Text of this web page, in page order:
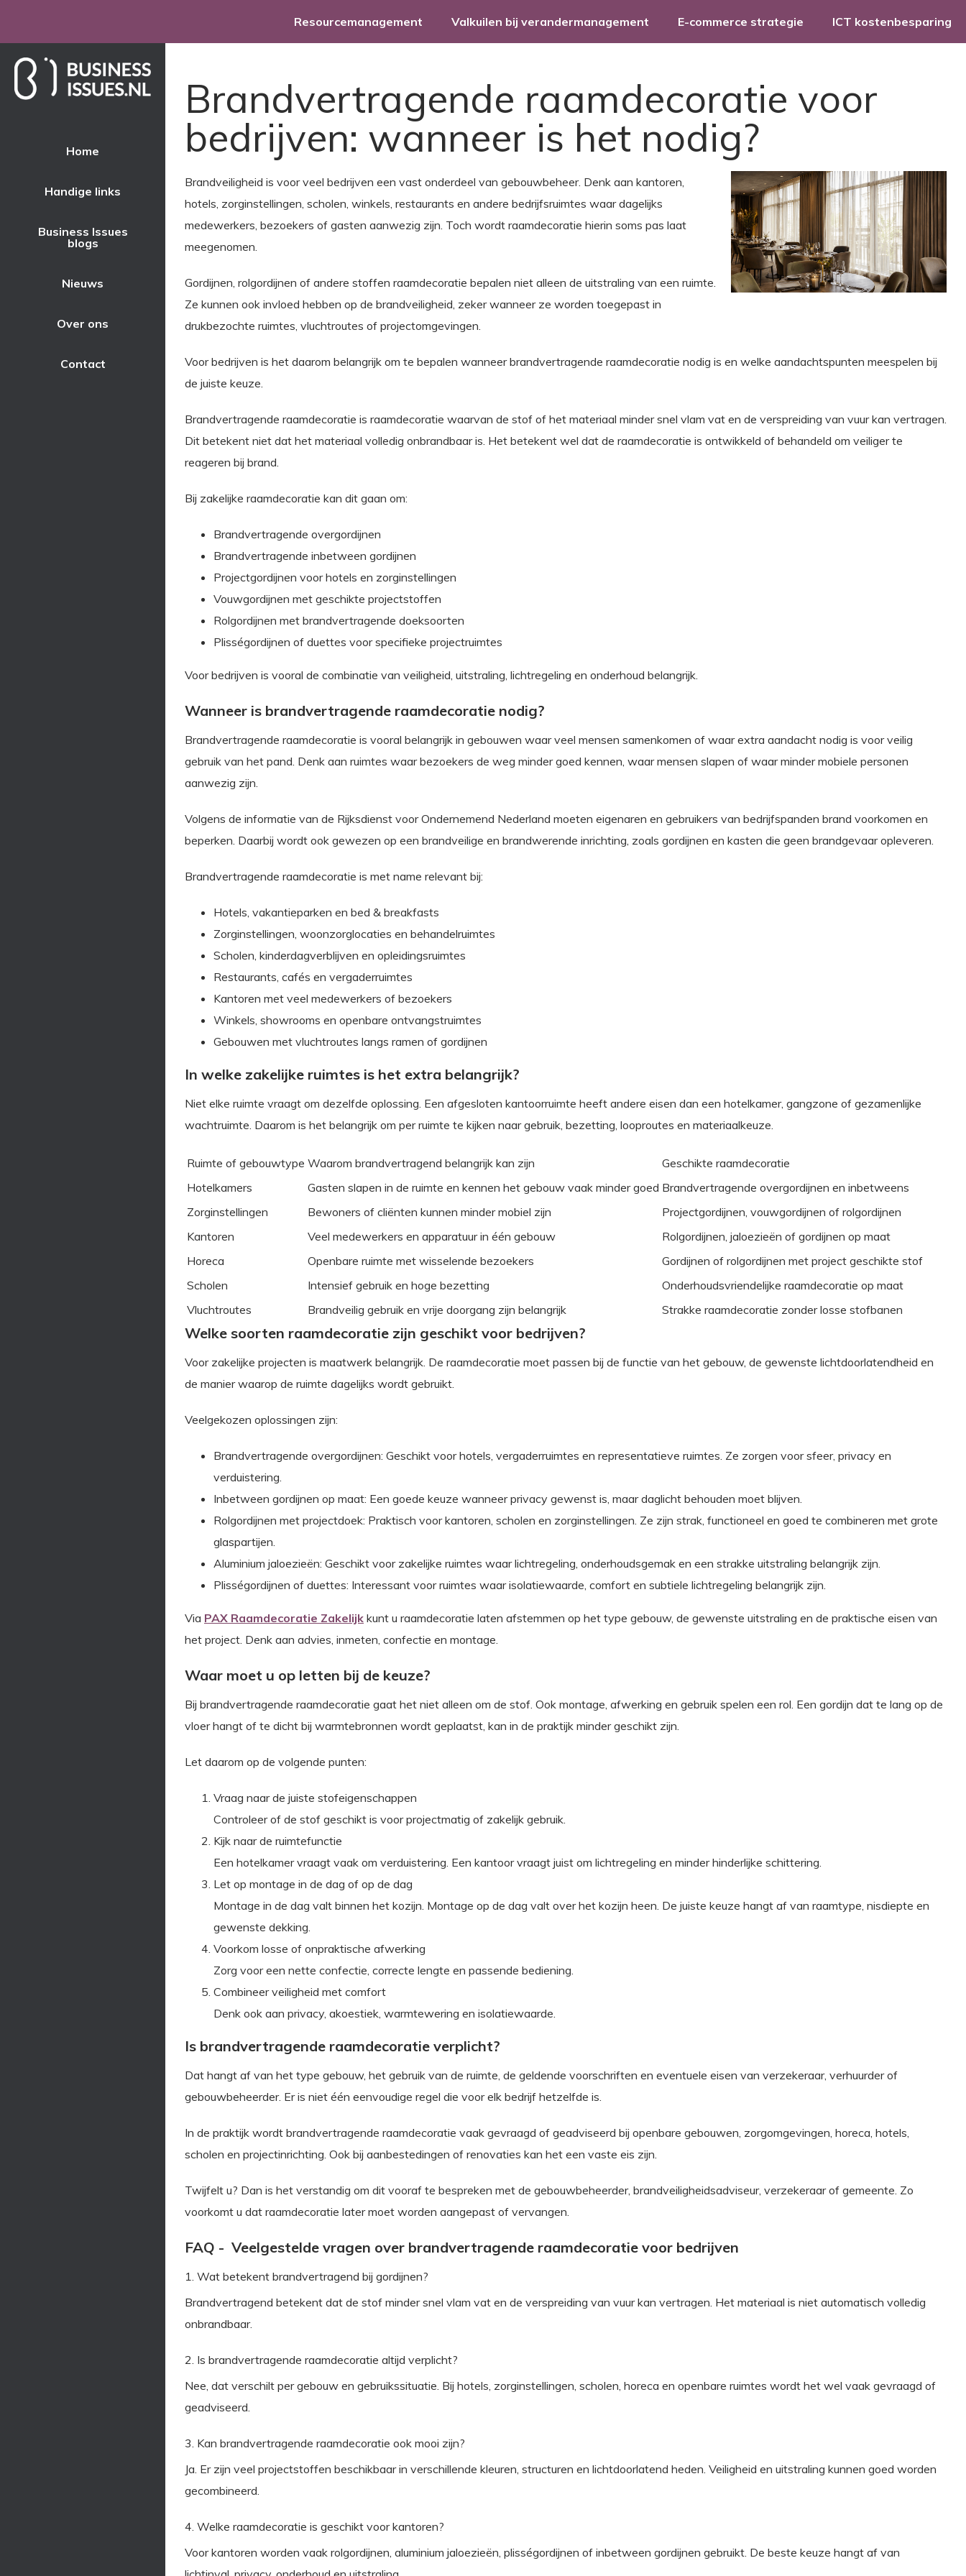
Resourcemanagement Valkuilen bij verandermanagement E-commerce strategie ICT kostenbesparing
Home
Handige links
Business Issues
blogs
Nieuws
Over ons
Contact
Brandvertragende raamdecoratie voor
bedrijven: wanneer is het nodig?
Brandveiligheid is voor veel bedrijven een vast onderdeel van gebouwbeheer. Denk aan kantoren,
hotels, zorginstellingen, scholen, winkels, restaurants en andere bedrijfsruimtes waar dagelijks
medewerkers, bezoekers of gasten aanwezig zijn. Toch wordt raamdecoratie hierin soms pas laat
meegenomen.
Gordijnen, rolgordijnen of andere stoffen raamdecoratie bepalen niet alleen de uitstraling van een ruimte.
Ze kunnen ook invloed hebben op de brandveiligheid, zeker wanneer ze worden toegepast in
drukbezochte ruimtes, vluchtroutes of projectomgevingen.
Voor bedrijven is het daarom belangrijk om te bepalen wanneer brandvertragende raamdecoratie nodig is en welke aandachtspunten meespelen bij
de juiste keuze.
Brandvertragende raamdecoratie is raamdecoratie waarvan de stof of het materiaal minder snel vlam vat en de verspreiding van vuur kan vertragen.
Dit betekent niet dat het materiaal volledig onbrandbaar is. Het betekent wel dat de raamdecoratie is ontwikkeld of behandeld om veiliger te
reageren bij brand.
Bij zakelijke raamdecoratie kan dit gaan om:
Brandvertragende overgordijnen
Brandvertragende inbetween gordijnen
Projectgordijnen voor hotels en zorginstellingen
Vouwgordijnen met geschikte projectstoffen
Rolgordijnen met brandvertragende doeksoorten
Plisségordijnen of duettes voor specifieke projectruimtes
Voor bedrijven is vooral de combinatie van veiligheid, uitstraling, lichtregeling en onderhoud belangrijk.
Wanneer is brandvertragende raamdecoratie nodig?
Brandvertragende raamdecoratie is vooral belangrijk in gebouwen waar veel mensen samenkomen of waar extra aandacht nodig is voor veilig
gebruik van het pand. Denk aan ruimtes waar bezoekers de weg minder goed kennen, waar mensen slapen of waar minder mobiele personen
aanwezig zijn.
Volgens de informatie van de Rijksdienst voor Ondernemend Nederland moeten eigenaren en gebruikers van bedrijfspanden brand voorkomen en
beperken. Daarbij wordt ook gewezen op een brandveilige en brandwerende inrichting, zoals gordijnen en kasten die geen brandgevaar opleveren.
Brandvertragende raamdecoratie is met name relevant bij:
Hotels, vakantieparken en bed & breakfasts
Zorginstellingen, woonzorglocaties en behandelruimtes
Scholen, kinderdagverblijven en opleidingsruimtes
Restaurants, cafés en vergaderruimtes
Kantoren met veel medewerkers of bezoekers
Winkels, showrooms en openbare ontvangstruimtes
Gebouwen met vluchtroutes langs ramen of gordijnen
In welke zakelijke ruimtes is het extra belangrijk?
Niet elke ruimte vraagt om dezelfde oplossing. Een afgesloten kantoorruimte heeft andere eisen dan een hotelkamer, gangzone of gezamenlijke
wachtruimte. Daarom is het belangrijk om per ruimte te kijken naar gebruik, bezetting, looproutes en materiaalkeuze.
Ruimte of gebouwtype Waarom brandvertragend belangrijk kan zijn
Geschikte raamdecoratie
Hotelkamers
Gasten slapen in de ruimte en kennen het gebouw vaak minder goed Brandvertragende overgordijnen en inbetweens
Zorginstellingen
Bewoners of cliënten kunnen minder mobiel zijn
Projectgordijnen, vouwgordijnen of rolgordijnen
Kantoren
Veel medewerkers en apparatuur in één gebouw
Rolgordijnen, jaloezieën of gordijnen op maat
Horeca
Openbare ruimte met wisselende bezoekers
Gordijnen of rolgordijnen met project geschikte stof
Scholen
Intensief gebruik en hoge bezetting
Onderhoudsvriendelijke raamdecoratie op maat
Vluchtroutes
Brandveilig gebruik en vrije doorgang zijn belangrijk Strakke raamdecoratie zonder losse stofbanen
Welke soorten raamdecoratie zijn geschikt voor bedrijven?
Voor zakelijke projecten is maatwerk belangrijk. De raamdecoratie moet passen bij de functie van het gebouw, de gewenste lichtdoorlatendheid en
de manier waarop de ruimte dagelijks wordt gebruikt.
Veelgekozen oplossingen zijn:
Brandvertragende overgordijnen: Geschikt voor hotels, vergaderruimtes en representatieve ruimtes. Ze zorgen voor sfeer, privacy en
verduistering.
Inbetween gordijnen op maat: Een goede keuze wanneer privacy gewenst is, maar daglicht behouden moet blijven.
Rolgordijnen met projectdoek: Praktisch voor kantoren, scholen en zorginstellingen. Ze zijn strak, functioneel en goed te combineren met grote
glaspartijen.
Aluminium jaloezieën: Geschikt voor zakelijke ruimtes waar lichtregeling, onderhoudsgemak en een strakke uitstraling belangrijk zijn.
Plisségordijnen of duettes: Interessant voor ruimtes waar isolatiewaarde, comfort en subtiele lichtregeling belangrijk zijn.
Via PAX Raamdecoratie Zakelijk kunt u raamdecoratie laten afstemmen op het type gebouw, de gewenste uitstraling en de praktische eisen van
het project. Denk aan advies, inmeten, confectie en montage.
Waar moet u op letten bij de keuze?
Bij brandvertragende raamdecoratie gaat het niet alleen om de stof. Ook montage, afwerking en gebruik spelen een rol. Een gordijn dat te lang op de
vloer hangt of te dicht bij warmtebronnen wordt geplaatst, kan in de praktijk minder geschikt zijn.
Let daarom op de volgende punten:
Vraag naar de juiste stofeigenschappen
Controleer of de stof geschikt is voor projectmatig of zakelijk gebruik.
Kijk naar de ruimtefunctie
Een hotelkamer vraagt vaak om verduistering. Een kantoor vraagt juist om lichtregeling en minder hinderlijke schittering.
Let op montage in de dag of op de dag
Montage in de dag valt binnen het kozijn. Montage op de dag valt over het kozijn heen. De juiste keuze hangt af van raamtype, nisdiepte en
gewenste dekking.
Voorkom losse of onpraktische afwerking
Zorg voor een nette confectie, correcte lengte en passende bediening.
Combineer veiligheid met comfort
Denk ook aan privacy, akoestiek, warmtewering en isolatiewaarde.
Is brandvertragende raamdecoratie verplicht?
Dat hangt af van het type gebouw, het gebruik van de ruimte, de geldende voorschriften en eventuele eisen van verzekeraar, verhuurder of
gebouwbeheerder. Er is niet één eenvoudige regel die voor elk bedrijf hetzelfde is.
In de praktijk wordt brandvertragende raamdecoratie vaak gevraagd of geadviseerd bij openbare gebouwen, zorgomgevingen, horeca, hotels,
scholen en projectinrichting. Ook bij aanbestedingen of renovaties kan het een vaste eis zijn.
Twijfelt u? Dan is het verstandig om dit vooraf te bespreken met de gebouwbeheerder, brandveiligheidsadviseur, verzekeraar of gemeente. Zo
voorkomt u dat raamdecoratie later moet worden aangepast of vervangen.
FAQ - Veelgestelde vragen over brandvertragende raamdecoratie voor bedrijven
1. Wat betekent brandvertragend bij gordijnen?
Brandvertragend betekent dat de stof minder snel vlam vat en de verspreiding van vuur kan vertragen. Het materiaal is niet automatisch volledig
onbrandbaar.
2. Is brandvertragende raamdecoratie altijd verplicht?
Nee, dat verschilt per gebouw en gebruikssituatie. Bij hotels, zorginstellingen, scholen, horeca en openbare ruimtes wordt het wel vaak gevraagd of
geadviseerd.
3. Kan brandvertragende raamdecoratie ook mooi zijn?
Ja. Er zijn veel projectstoffen beschikbaar in verschillende kleuren, structuren en lichtdoorlatend heden. Veiligheid en uitstraling kunnen goed worden
gecombineerd.
4. Welke raamdecoratie is geschikt voor kantoren?
Voor kantoren worden vaak rolgordijnen, aluminium jaloezieën, plisségordijnen of inbetween gordijnen gebruikt. De beste keuze hangt af van